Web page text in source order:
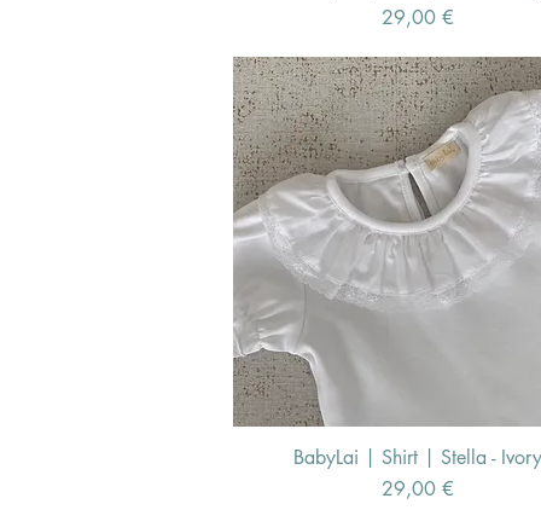
Preis
29,00 €
Schnellansicht
BabyLai | Shirt | Stella - Ivory
Preis
29,00 €